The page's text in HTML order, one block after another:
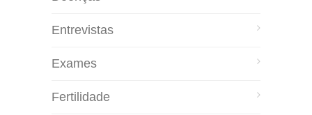
Entrevistas
Exames
Fertilidade